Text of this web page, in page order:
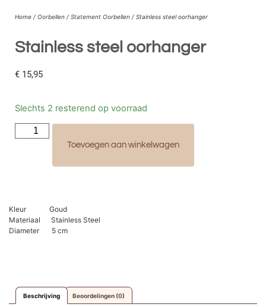
Home / Oorbellen / Statement Oorbellen / Stainless steel oorhanger
Stainless steel oorhanger
€ 15,95
Slechts 2 resterend op voorraad
Toevoegen aan winkelwagen
Kleur Goud
Materiaal Stainless Steel
Diameter 5 cm
Beschrijving Beoordelingen (0)